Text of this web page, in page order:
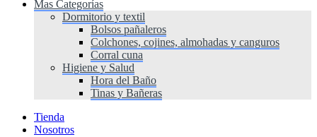
Mas Categorías
Dormitorio y textil
Bolsos pañaleros
Colchones, cojines, almohadas y canguros
Corral cuna
Higiene y Salud
Hora del Baño
Tinas y Bañeras
Tienda
Nosotros